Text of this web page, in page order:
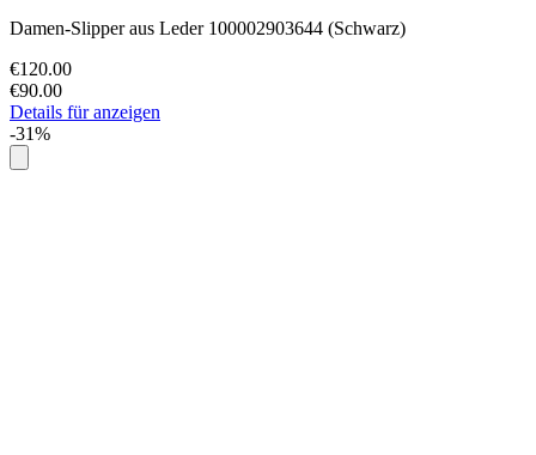
Damen-Slipper aus Leder 100002903644 (Schwarz)
€120.00
€90.00
Details für anzeigen
-31%